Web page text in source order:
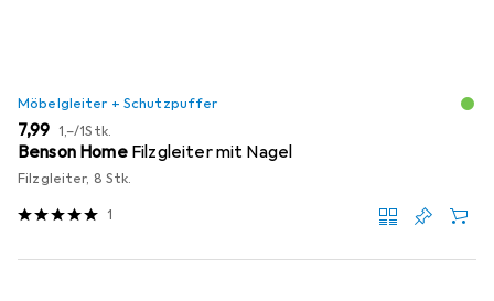
Möbelgleiter + Schutzpuffer
EUR
7,99 EUR
1,–/1Stk.
Benson Home Filzgleiter mit Nagel
Filzgleiter, 8 Stk.
1